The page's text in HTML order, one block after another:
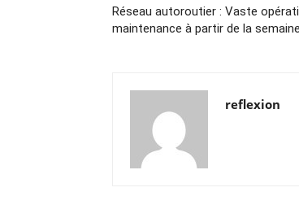
Réseau autoroutier : Vaste
maintenance à partir de la
reflexion